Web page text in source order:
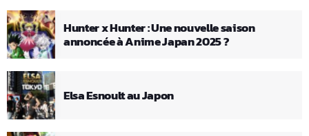
Hunter x Hunter : Une nouvelle saison
annoncée à Anime Japan 2025 ?
Elsa Esnoult au Japon